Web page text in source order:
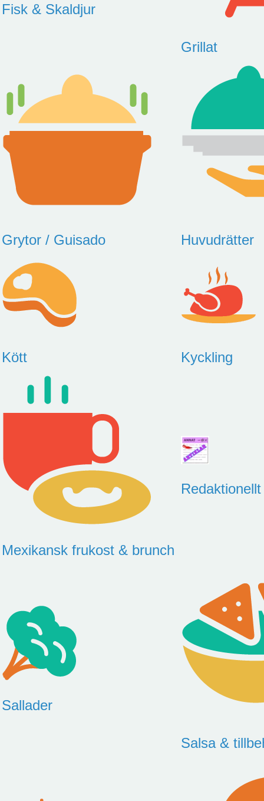
Fisk & Skaldjur
Grillat
Grytor / Guisado Huvudrätter
Kött Kyckling
Mexikansk frukost & brunch
Sallader
Salsa &